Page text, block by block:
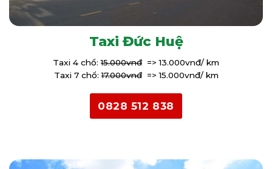
Taxi Đức Huệ
Taxi 4 chổ:15.000vnđ=> 13.000vnđ/ km
Taxi 7 chổ:17.000vnđ=> 15.000vnđ/ km
0828 512 838